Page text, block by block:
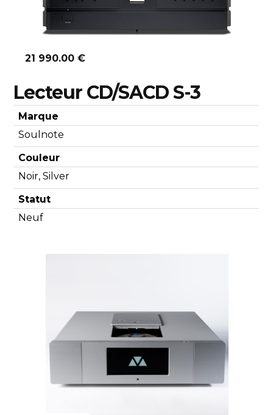
21 990.00 €
Lecteur CD/SACD S-3
Marque
Soulnote
Couleur
Noir, Silver
Statut
Neuf
Découvrir